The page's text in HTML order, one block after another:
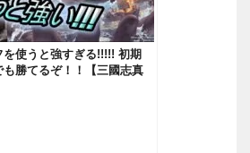
を使うと強すぎる!!!!! 初期
勝てるぞ！！【三國志真